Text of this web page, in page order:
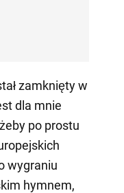
zamknięty w
dla mnie
po prostu
wygraniu
hymnem,